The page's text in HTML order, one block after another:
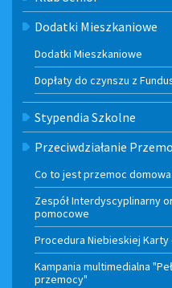
Dodatki Mieszkaniowe
Dodatki Mieszkaniowe
Dopłaty do czynszu z
Stypendia Szkolne
Przeciwdziałanie
Co to jest przemoc domowa
Zespół Interdyscyplinarny
pomocowe
Procedura Niebieskiej
Kampania multimedialna
przemocy"